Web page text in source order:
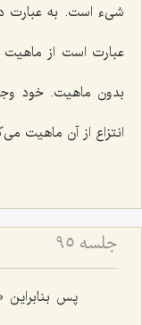
شیء است. به عبارت
عبارت است از ماهیت
بدون ماهیت. خود
انتزاع از آن ماهیت
جلسه ۹۵
پس بنابراین